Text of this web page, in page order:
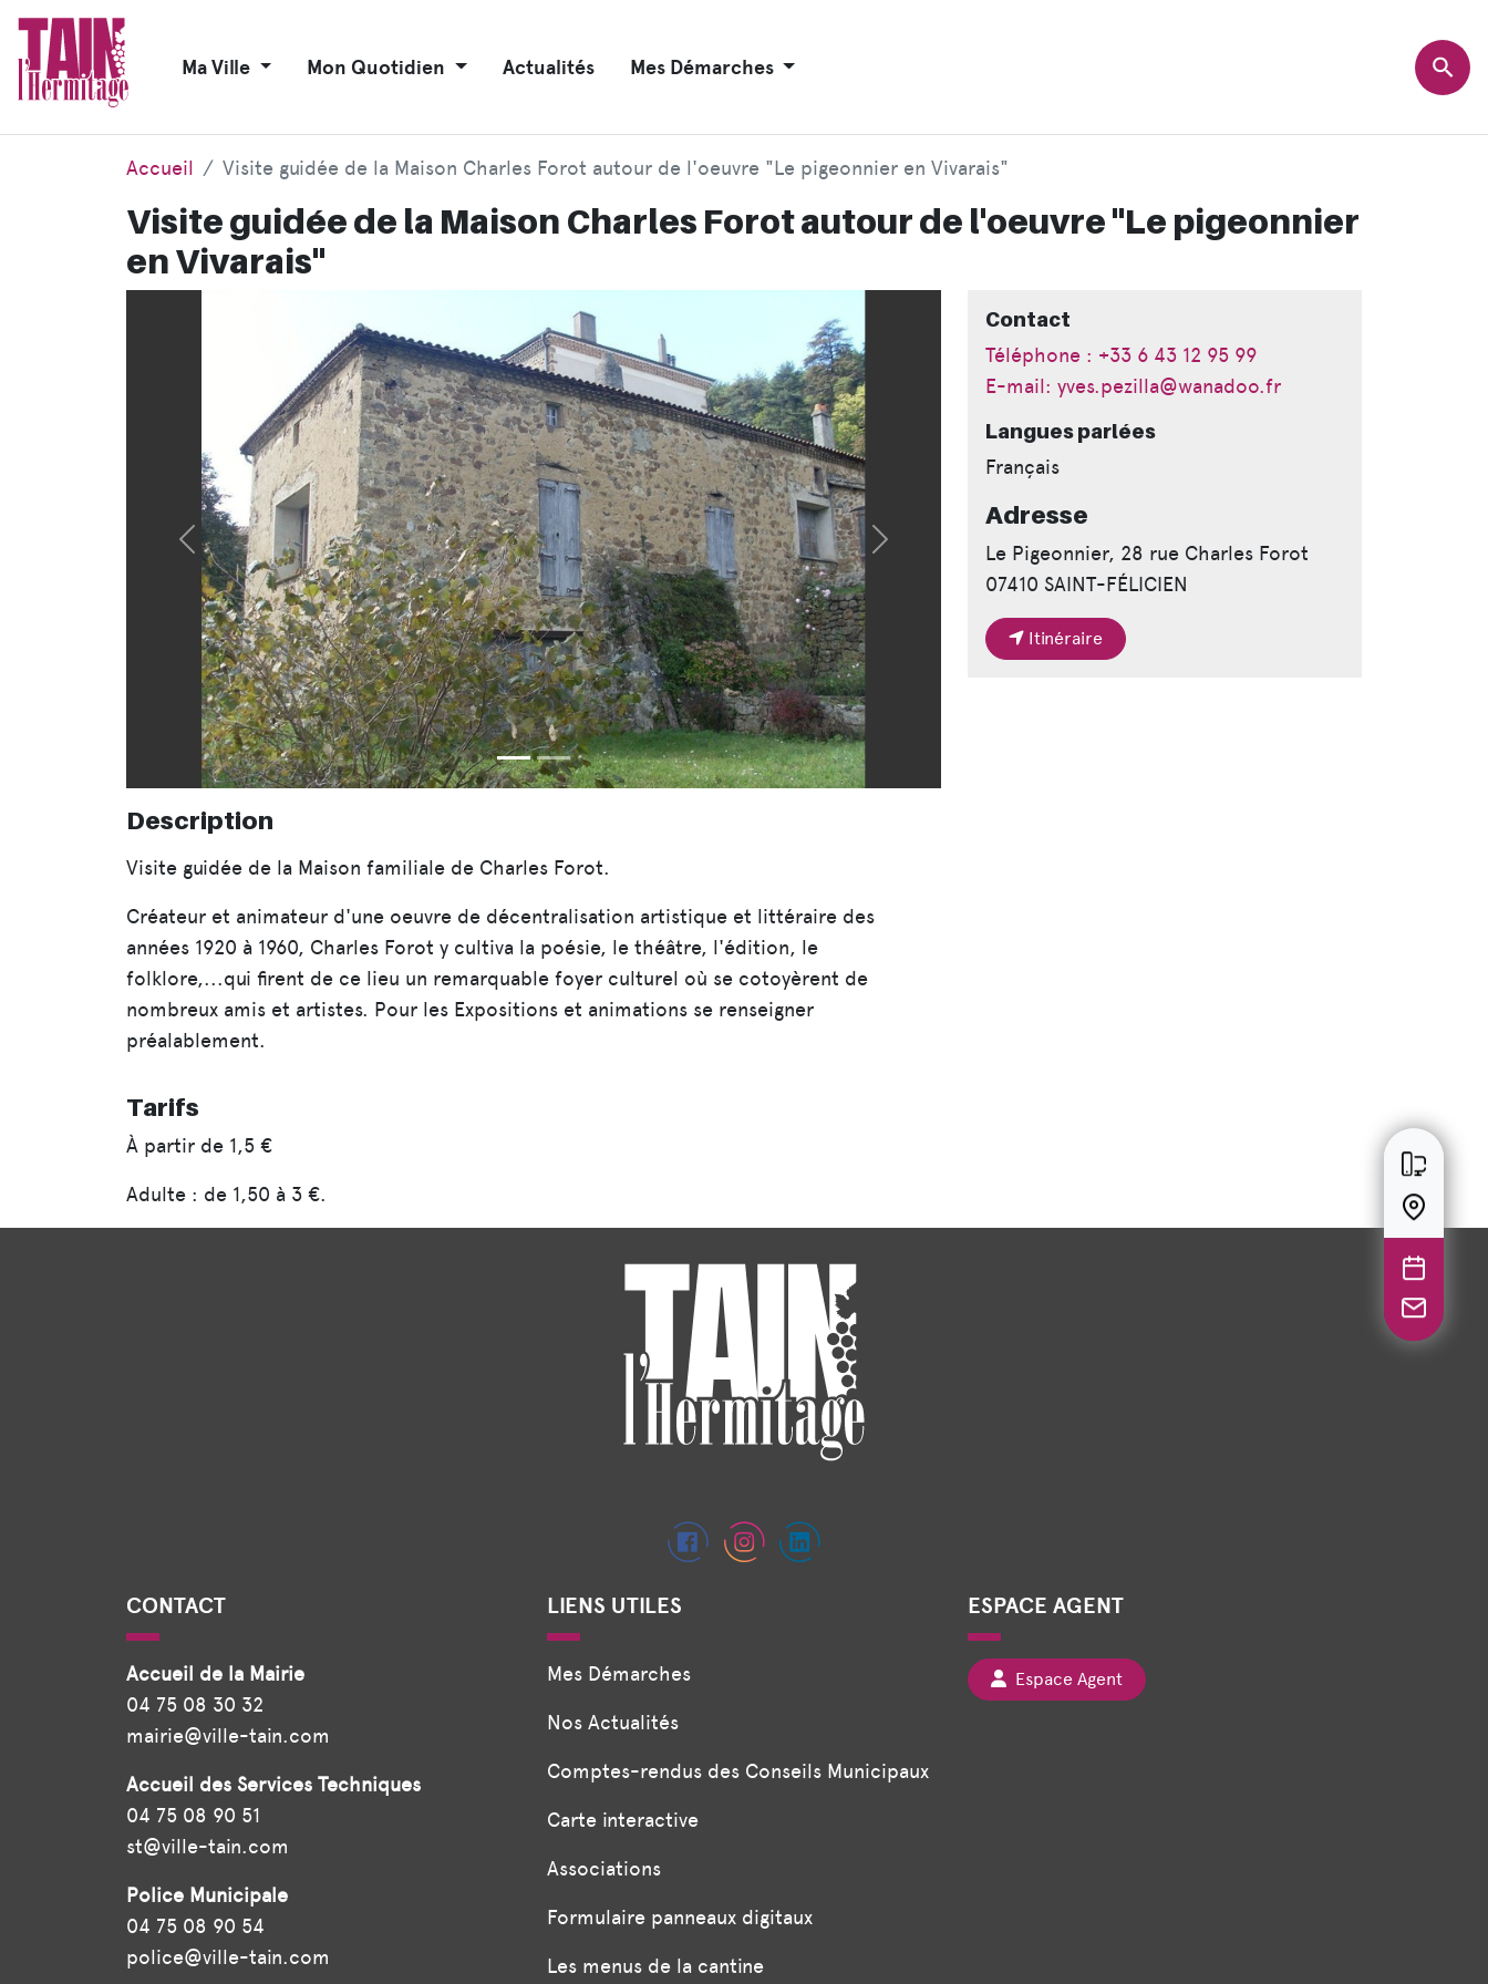
Ma Ville Mon Quotidien Actualités Mes Démarches
Accueil Visite guidée de la Maison Charles Forot autour de l'oeuvre "Le pigeonnier en Vivarais"
Visite guidée de la Maison Charles Forot autour de l'oeuvre "Le pigeonnier
en Vivarais"
Précédent Suivant
Description
Visite guidée de la Maison familiale de Charles Forot.
Créateur et animateur d'une oeuvre de décentralisation artistique et littéraire des
années 1920 à 1960, Charles Forot y cultiva la poésie, le théâtre, l'édition, le
folklore,...qui firent de ce lieu un remarquable foyer culturel où se cotoyèrent de
nombreux amis et artistes. Pour les Expositions et animations se renseigner
préalablement.
Tarifs
À partir de 1,5 €
Adulte : de 1,50 à 3 €.
Contact
Téléphone : +33 6 43 12 95 99
E-mail: yves.pezilla@wanadoo.fr
Langues parlées
Français
Adresse
Le Pigeonnier, 28 rue Charles Forot
07410 SAINT-FÉLICIEN
Itinéraire
CONTACT
Accueil de la Mairie
04 75 08 30 32
mairie@ville-tain.com
Accueil des Services Techniques
04 75 08 90 51
st@ville-tain.com
Police Municipale
04 75 08 90 54
police@ville-tain.com
LIENS UTILES
Mes Démarches
Nos Actualités
Comptes-rendus des Conseils Municipaux
Carte interactive
Associations
Formulaire panneaux digitaux
Les menus de la cantine
ESPACE AGENT
Espace Agent